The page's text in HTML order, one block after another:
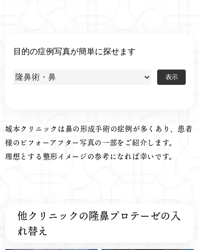
目的の症例写真が簡単に探せます
城本クリニックは鼻の形成手術の症例が多くあり、患者
様のビフォーアフター写真の一部をご紹介します。
理想とする整形イメージの参考になれば幸いです。
他クリニックの隆鼻プロテーゼの入
れ替え